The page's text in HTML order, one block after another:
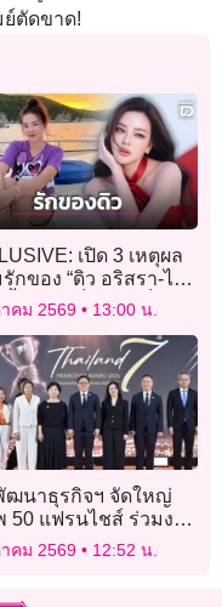
ย์ตัดขาด!
เปิด 3 เหตุผล
กของ “ดิว อริสรา-ไฮ
” ถึงได้เป็นประเด็น
คม 2569 13:00 น.
ฒนาธุรกิจฯ จัดใหญ่
50 แฟรนไชส์ ร่วมงาน
Expo Thailand
คม 2569 12:52 น.